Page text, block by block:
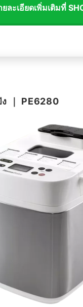
ยละเอียดเพิ่มเติมที่
PE6280